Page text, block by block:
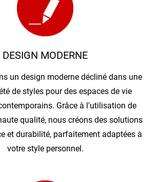
DESIGN MODERNE
un design moderne décliné dans une
de styles pour des espaces de vie
Grâce à l'utilisation de
qualité, nous créons des solutions
et durabilité, parfaitement adaptées à
votre style personnel.